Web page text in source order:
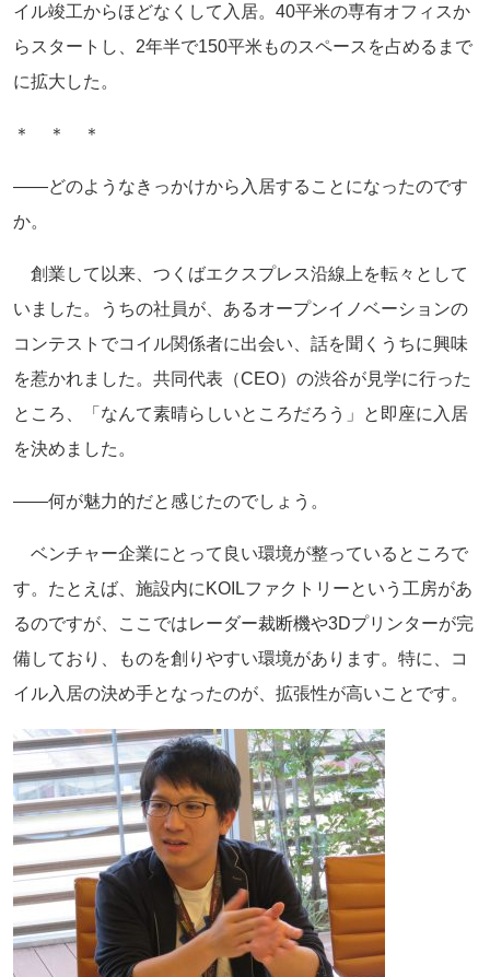
イル竣工からほどなくして入居。40平米の専有オフィスか
らスタートし、2年半で150平米ものスペースを占めるまで
に拡大した。
＊ ＊ ＊
――どのようなきっかけから入居することになったのです
か。
創業して以来、つくばエクスプレス沿線上を転々として
いました。うちの社員が、あるオープンイノベーションの
コンテストでコイル関係者に出会い、話を聞くうちに興味
を惹かれました。共同代表（CEO）の渋谷が見学に行った
ところ、「なんて素晴らしいところだろう」と即座に入居
を決めました。
――何が魅力的だと感じたのでしょう。
ベンチャー企業にとって良い環境が整っているところで
す。たとえば、施設内にKOILファクトリーという工房があ
るのですが、ここではレーダー裁断機や3Dプリンターが完
備しており、ものを創りやすい環境があります。特に、コ
イル入居の決め手となったのが、拡張性が高いことです。